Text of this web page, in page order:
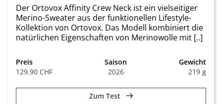
Der Ortovox Affinity Crew Neck ist ein vielseitiger
Merino-Sweater aus der funktionellen Lifestyle-
Kollektion von Ortovox. Das Modell kombiniert die
natürlichen Eigenschaften von Merinowolle mit [..]
Preis
129.90 CHF
Saison
2026
Gewicht
219 g
Zum Test